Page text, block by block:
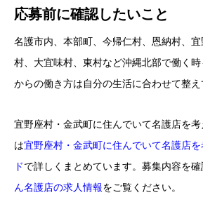
応募前に確認したいこと
名護市内、本部町、今帰仁村、恩納村、
村、大宜味村、東村など沖縄北部で働く
からの働き方は自分の生活に合わせて整え
宜野座村・金武町に住んでいて名護店を
は宜野座村・金武町に住んでいて名護店
ドで詳しくまとめています。募集内容を
ん名護店の求人情報をご覧ください。